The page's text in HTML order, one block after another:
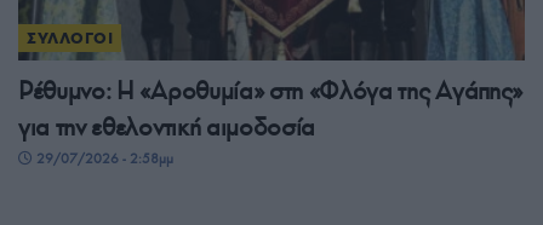
ΣΥΛΛΟΓΟΙ
Ρέθυμνο: Η «Αροθυμία» στη «Φλόγα της Αγάπης»
για την εθελοντική αιμοδοσία
29/07/2026 - 2:58μμ